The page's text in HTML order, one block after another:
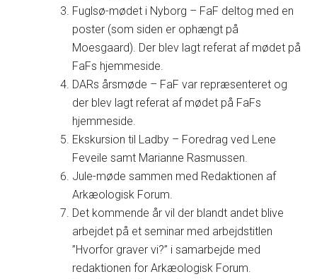
Fuglsø-mødet i Nyborg – FaF deltog med en
poster (som siden er ophængt på
Moesgaard). Der blev lagt referat af mødet på
FaFs hjemmeside.
DARs årsmøde – FaF var repræsenteret og
der blev lagt referat af mødet på FaFs
hjemmeside.
Ekskursion til Ladby – Foredrag ved Lene
Feveile samt Marianne Rasmussen.
Jule-møde sammen med Redaktionen af
Arkæologisk Forum.
Det kommende år vil der blandt andet blive
arbejdet på et seminar med arbejdstitlen
”Hvorfor graver vi?” i samarbejde med
redaktionen for Arkæologisk Forum.